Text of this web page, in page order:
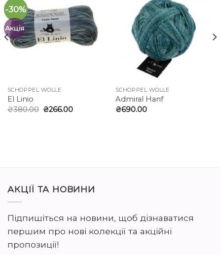
-30%
Акція
SCHOPPEL WOLLE
El Linio
₴380.00 Оригінальна
₴266.00Поточна
SCHOPPEL WOLLE
Admiral Hanf
₴690.00
АКЦІЇ ТА НОВИНИ
Підпишіться на новини, щоб дізнаватися
першим про нові колекції та акційні
пропозиції!